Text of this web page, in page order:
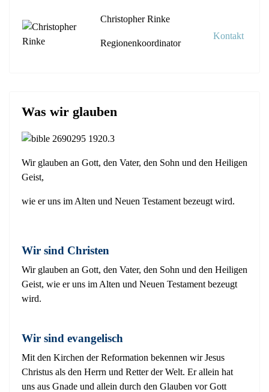
Christopher Rinke
Regionenkoordinator
Kontakt
Was wir glauben
Wir glauben an Gott, den Vater, den Sohn und den Heiligen
Geist,
wie er uns im Alten und Neuen Testament bezeugt wird.
Wir sind Christen
Wir glauben an Gott, den Vater, den Sohn und den Heiligen
Geist, wie er uns im Alten und Neuen Testament bezeugt
wird.
Wir sind evangelisch
Mit den Kirchen der Reformation bekennen wir Jesus
Christus als den Herrn und Retter der Welt. Er allein hat
uns aus Gnade und allein durch den Glauben vor Gott